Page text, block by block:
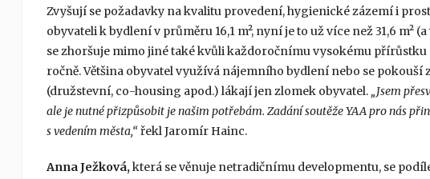
Zvyšují se požadavky na kvalitu provedení, hygienické zázemí i
obyvateli k bydlení v průměru 16,1 m², nyní je to už více než 31,6 m²
se zhoršuje mimo jiné také kvůli každoročnímu vysokému
ročně. Většina obyvatel využívá nájemního bydlení nebo se
(družstevní, co-housing apod.) lákají jen zlomek obyvatel. „Jsem
ale je nutné přizpůsobit je našim potřebám. Zadání soutěže YAA pro nás
s vedením města,“ řekl Jaromír Hainc.
Anna Ježková,která se věnuje netradičnímu developmentu, se